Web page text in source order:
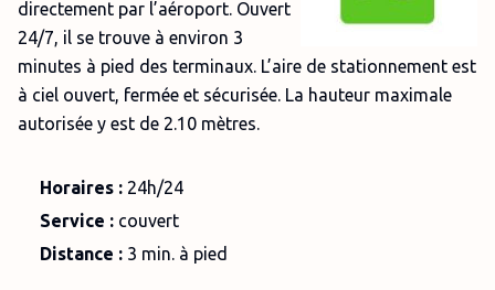
directement par l’aéroport. Ouvert
24/7, il se trouve à environ 3
minutes à pied des terminaux. L’aire de stationnement est
à ciel ouvert, fermée et sécurisée. La hauteur maximale
autorisée y est de 2.10 mètres.
Horaires : 24h/24
Service : couvert
Distance : 3 min. à pied